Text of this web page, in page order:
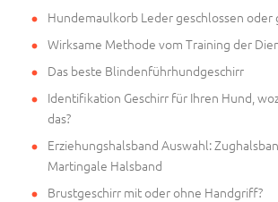
Hundemaulkorb Leder geschlossen oder
Wirksame Methode vom Training der
Das beste Blindenführhundgeschirr
Identifikation Geschirr für Ihren Hund,
das?
Erziehungshalsband Auswahl:
Martingale Halsband
Brustgeschirr mit oder ohne Handgriff?